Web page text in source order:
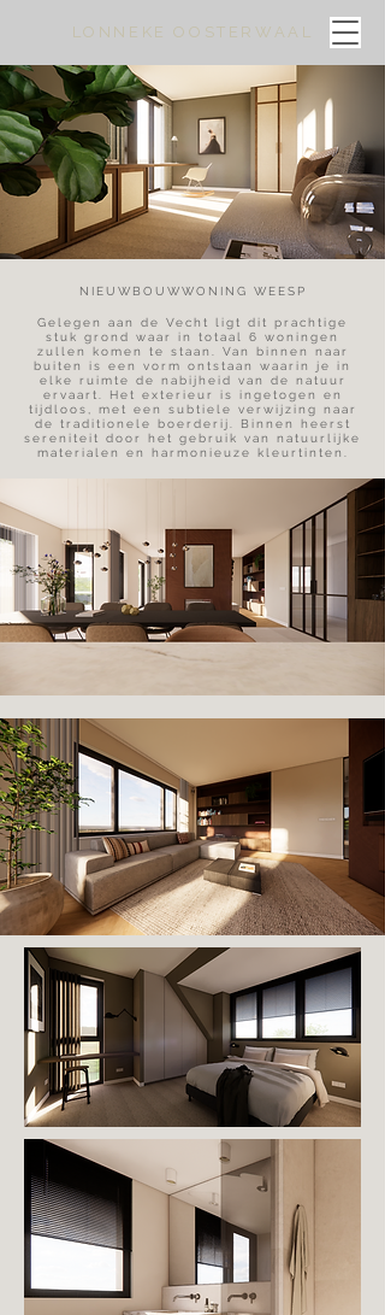
LONNEKE OOSTERWAAL
NIEUWBOUWWONING WEESP
Gelegen aan de Vecht ligt dit prachtige
stuk grond waar in totaal 6 woningen
zullen komen te staan. Van binnen naar
buiten is een vorm ontstaan waarin je in
elke ruimte de nabijheid van de natuur
ervaart. Het exterieur is ingetogen en
tijdloos, met een subtiele verwijzing naar
de traditionele boerderij. Binnen heerst
sereniteit door het gebruik van natuurlijke
materialen en harmonieuze kleurtinten.